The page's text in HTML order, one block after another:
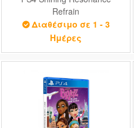
Refrain
Διαθέσιμο σε 1 - 3
Ημέρες